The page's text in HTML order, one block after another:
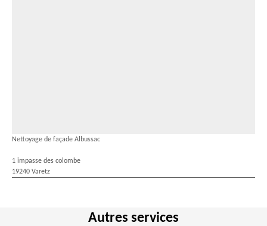
Nettoyage de façade Albussac
1 impasse des colombe
19240 Varetz
Autres services